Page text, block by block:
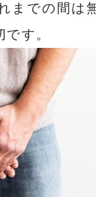
までの間は
す。